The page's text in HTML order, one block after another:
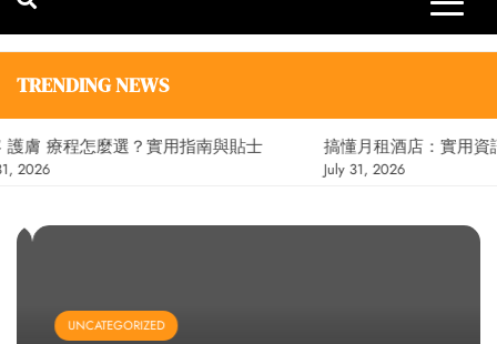
TRENDING NEWS
膚 療程怎麼選？實用指南與貼士 搞懂月租酒店：實用資
July 31, 2026
UNCATEGORIZED